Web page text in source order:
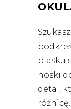
blasku
noski
detal,
różnicę.